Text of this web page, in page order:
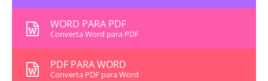
WORD PARA PDF
Converta Word para PDF
PDF PARA WORD
Converta PDF para Word